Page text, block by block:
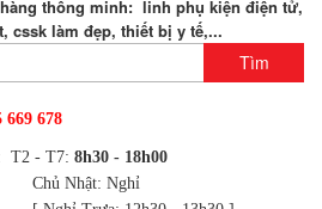
thông minh: linh phụ kiện điện tử,
cssk làm đẹp, thiết bị y tế,...
678
T2 - T7: 8h30 - 18h00
Nghỉ